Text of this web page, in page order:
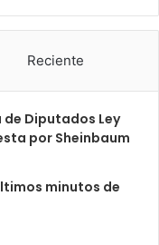
Reciente
Diputados Ley
por Sheinbaum
minutos de